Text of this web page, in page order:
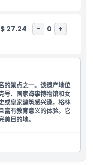
家格林威治博物馆的最佳
27.24 - 0 +
的景点之一。该遗产地位
号、国家海事博物馆和女
或皇家建筑感兴趣，格林
富有教育意义的体验。它
目的地。